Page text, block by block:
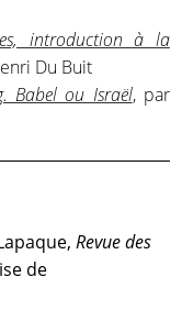
introduction à la
Du Buit
Babel ou Israël, par
Revue des
de